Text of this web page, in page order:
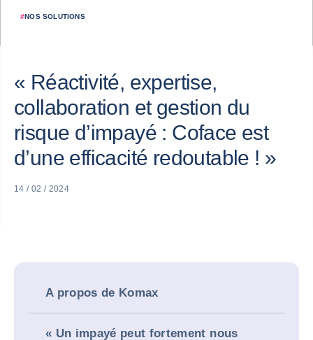
#NOS SOLUTIONS
« Réactivité, expertise,
collaboration et gestion du
risque d’impayé : Coface est
d’une efficacité redoutable ! »
14 / 02 / 2024
A propos de Komax
« Un impayé peut fortement nous